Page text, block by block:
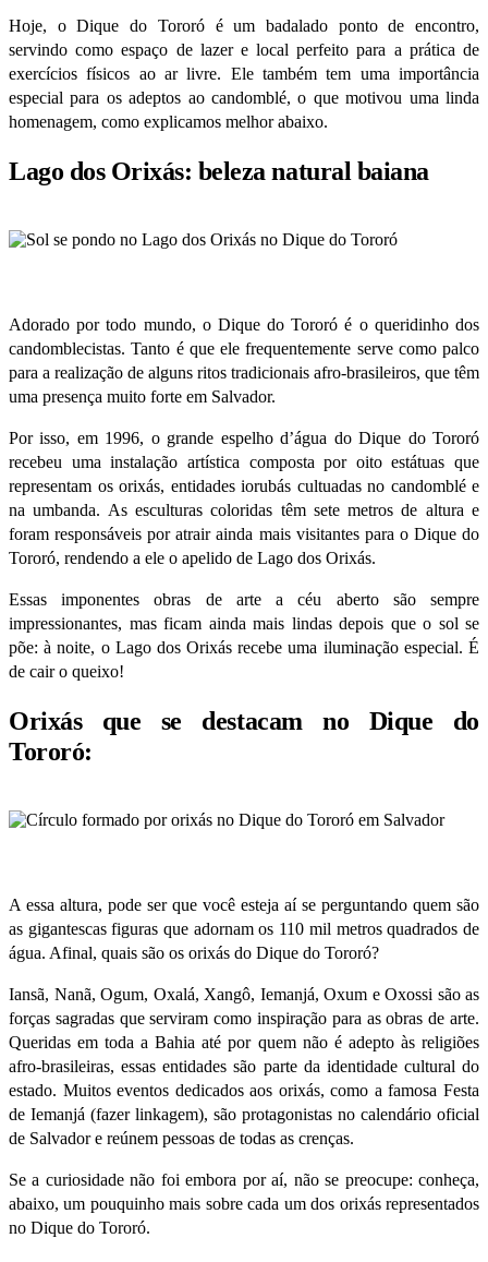
Hoje, o Dique do Tororó é um badalado ponto de encontro,
servindo como espaço de lazer e local perfeito para a prática de
exercícios físicos ao ar livre. Ele também tem uma importância
especial para os adeptos ao candomblé, o que motivou uma linda
homenagem, como explicamos melhor abaixo.
Lago dos Orixás: beleza natural baiana
Adorado por todo mundo, o Dique do Tororó é o queridinho dos
candomblecistas. Tanto é que ele frequentemente serve como palco
para a realização de alguns ritos tradicionais afro-brasileiros, que têm
uma presença muito forte em Salvador.
Por isso, em 1996, o grande espelho d’água do Dique do Tororó
recebeu uma instalação artística composta por oito estátuas que
representam os orixás, entidades iorubás cultuadas no candomblé e
na umbanda. As esculturas coloridas têm sete metros de altura e
foram responsáveis por atrair ainda mais visitantes para o Dique do
Tororó, rendendo a ele o apelido de Lago dos Orixás.
Essas imponentes obras de arte a céu aberto são sempre
impressionantes, mas ficam ainda mais lindas depois que o sol se
põe: à noite, o Lago dos Orixás recebe uma iluminação especial. É
de cair o queixo!
Orixás que se destacam no Dique do
Tororó:
A essa altura, pode ser que você esteja aí se perguntando quem são
as gigantescas figuras que adornam os 110 mil metros quadrados de
água. Afinal, quais são os orixás do Dique do Tororó?
Iansã, Nanã, Ogum, Oxalá, Xangô, Iemanjá, Oxum e Oxossi são as
forças sagradas que serviram como inspiração para as obras de arte.
Queridas em toda a Bahia até por quem não é adepto às religiões
afro-brasileiras, essas entidades são parte da identidade cultural do
estado. Muitos eventos dedicados aos orixás, como a famosa Festa
de Iemanjá (fazer linkagem), são protagonistas no calendário oficial
de Salvador e reúnem pessoas de todas as crenças.
Se a curiosidade não foi embora por aí, não se preocupe: conheça,
abaixo, um pouquinho mais sobre cada um dos orixás representados
no Dique do Tororó.